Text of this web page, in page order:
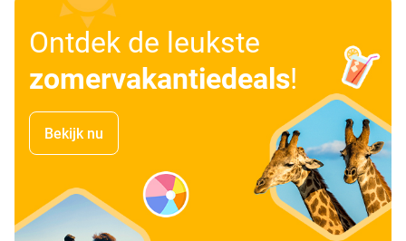
Ontdek de leukste
zomervakantiedeals!
Bekijk nu